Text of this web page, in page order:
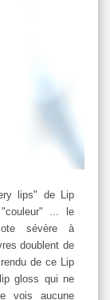
lips" de Lip
"couleur" ... le
sévère à
doublent de
de ce Lip
gloss qui ne
vois aucune